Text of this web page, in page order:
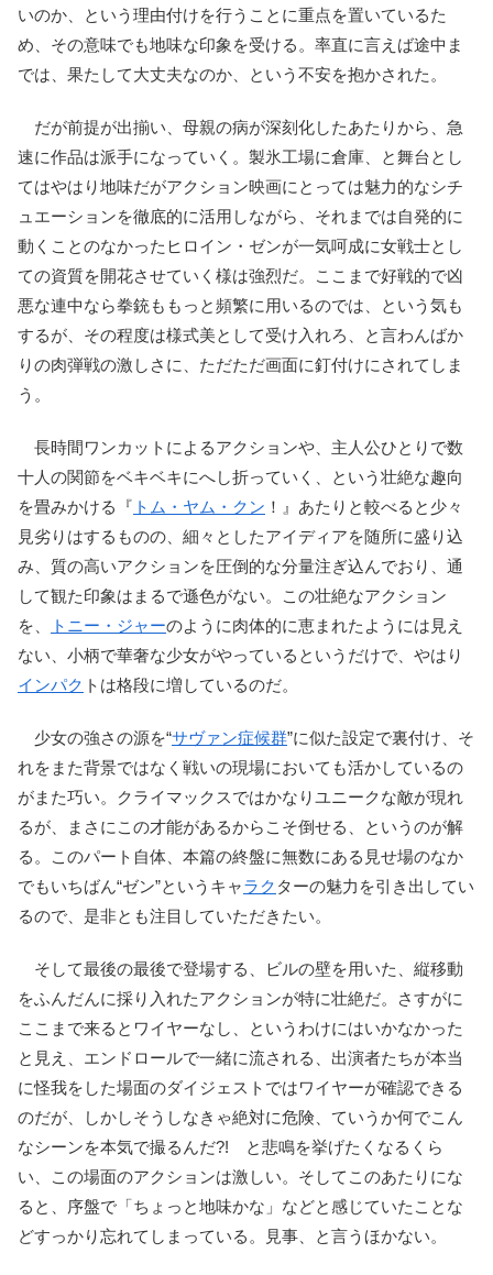
いのか、という理由付けを行うことに重点を置いているた
め、その意味でも地味な印象を受ける。率直に言えば途中ま
では、果たして大丈夫なのか、という不安を抱かされた。
だが前提が出揃い、母親の病が深刻化したあたりから、急
速に作品は派手になっていく。製氷工場に倉庫、と舞台とし
てはやはり地味だがアクション映画にとっては魅力的なシチ
ュエーションを徹底的に活用しながら、それまでは自発的に
動くことのなかったヒロイン・ゼンが一気呵成に女戦士とし
ての資質を開花させていく様は強烈だ。ここまで好戦的で凶
悪な連中なら拳銃ももっと頻繁に用いるのでは、という気も
するが、その程度は様式美として受け入れろ、と言わんばか
りの肉弾戦の激しさに、ただただ画面に釘付けにされてしま
う。
長時間ワンカットによるアクションや、主人公ひとりで数
十人の関節をベキベキにへし折っていく、という壮絶な趣向
を畳みかける『 トム・ヤム・クン ！』あたりと較べると少々
見劣りはするものの、細々としたアイディアを随所に盛り込
み、質の高いアクションを圧倒的な分量注ぎ込んでおり、通
して観た印象はまるで遜色がない。この壮絶なアクション
を、
トニー・ジャーのように肉体的に恵まれたようには見え
ない、小柄で華奢な少女がやっているというだけで、やはり
インパク トは格段に増しているのだ。
少女の強さの源を“サヴァン症候群”に似た設定で裏付け、そ
れをまた背景ではなく戦いの現場においても活かしているの
がまた巧い。クライマックスではかなりユニークな敵が現れ
るが、まさにこの才能があるからこそ倒せる、というのが解
る。このパート自体、本篇の終盤に無数にある見せ場のなか
でもいちばん“ゼン”というキャラク ターの魅力を引き出してい
るので、是非とも注目していただきたい。
そして最後の最後で登場する、ビルの壁を用いた、縦移動
をふんだんに採り入れたアクションが特に壮絶だ。さすがに
ここまで来るとワイヤーなし、というわけにはいかなかった
と見え、エンドロールで一緒に流される、出演者たちが本当
に怪我をした場面のダイジェストではワイヤーが確認できる
のだが、しかしそうしなきゃ絶対に危険、ていうか何でこん
なシーンを本気で撮るんだ?! と悲鳴を挙げたくなるくら
い、この場面のアクションは激しい。そしてこのあたりにな
ると、序盤で「ちょっと地味かな」などと感じていたことな
どすっかり忘れてしまっている。見事、と言うほかない。